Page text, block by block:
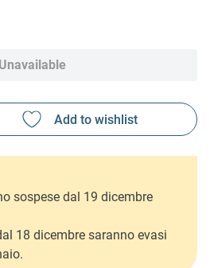
Unavailable
sospese dal 19 dicembre
18 dicembre saranno evasi